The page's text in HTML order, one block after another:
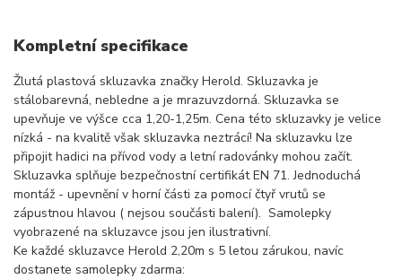
Kompletní specifikace
Žlutá plastová skluzavka značky Herold. Skluzavka je
stálobarevná, nebledne a je mrazuvzdorná. Skluzavka se
upevňuje ve výšce cca 1,20-1,25m. Cena této skluzavky je velice
nízká - na kvalitě však skluzavka neztrácí! Na skluzavku lze
připojit hadici na přívod vody a letní radovánky mohou začít.
Skluzavka splňuje bezpečnostní certifikát EN 71. Jednoduchá
montáž - upevnění v horní části za pomocí čtyř vrutů se
zápustnou hlavou ( nejsou součásti balení). Samolepky
vyobrazené na skluzavce jsou jen ilustrativní.
Ke každé skluzavce Herold 2,20m s 5 letou zárukou, navíc
dostanete samolepky zdarma: